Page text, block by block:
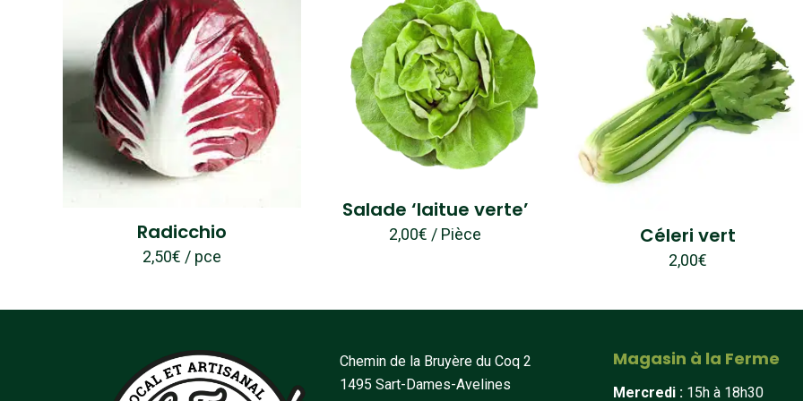
Radicchio
2,50€ / pce
Salade ‘laitue verte’
2,00€ / Pièce Céleri vert
2,00€
Chemin de la Bruyère du Coq 2
1495 Sart-Dames-Avelines
Magasin à la Ferme
Mercredi : 15h à 18h30